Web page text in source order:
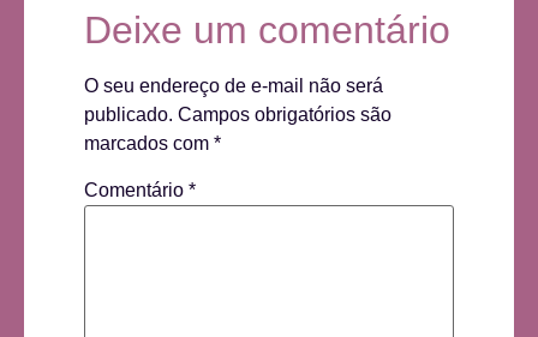
Deixe um comentário
O seu endereço de e-mail não será
publicado. Campos obrigatórios são
marcados com *
Comentário *